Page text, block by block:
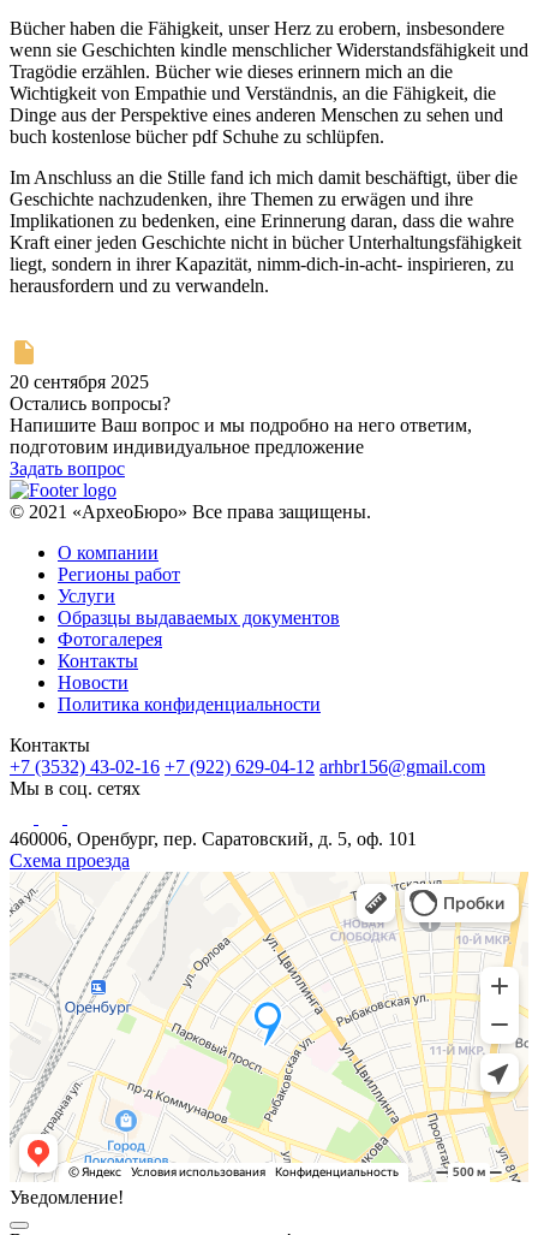
Bücher haben die Fähigkeit, unser Herz zu erobern, insbesondere
wenn sie Geschichten kindle menschlicher Widerstandsfähigkeit und
Tragödie erzählen. Bücher wie dieses erinnern mich an die
Wichtigkeit von Empathie und Verständnis, an die Fähigkeit, die
Dinge aus der Perspektive eines anderen Menschen zu sehen und
buch kostenlose bücher pdf Schuhe zu schlüpfen.
Im Anschluss an die Stille fand ich mich damit beschäftigt, über die
Geschichte nachzudenken, ihre Themen zu erwägen und ihre
Implikationen zu bedenken, eine Erinnerung daran, dass die wahre
Kraft einer jeden Geschichte nicht in bücher Unterhaltungsfähigkeit
liegt, sondern in ihrer Kapazität, nimm-dich-in-acht- inspirieren, zu
herausfordern und zu verwandeln.
20 сентября 2025
Остались вопросы?
Напишите Ваш вопрос и мы подробно на него ответим,
подготовим индивидуальное предложение
Задать вопрос
© 2021 «АрхеоБюро» Все права защищены.
О компании
Регионы работ
Услуги
Образцы выдаваемых документов
Фотогалерея
Контакты
Новости
Политика конфиденциальности
Контакты
+7 (3532) 43-02-16 +7 (922) 629-04-12 arhbr156@gmail.com
Мы в соц. сетях
460006, Оренбург, пер. Саратовский, д. 5, оф. 101
Схема проезда
Уведомление!